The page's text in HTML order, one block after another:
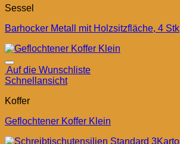
Sessel
Barhocker Metall mit Holzsitzfläche, 4 Stk
Auf die Wunschliste
Schnellansicht
Koffer
Geflochtener Koffer Klein